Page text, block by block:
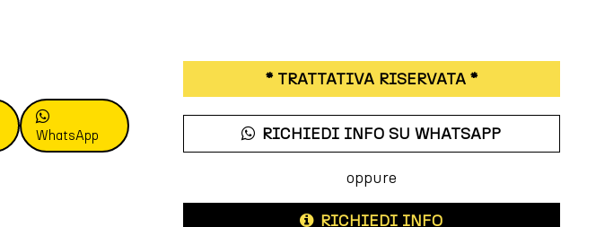
WhatsApp
* TRATTATIVA RISERVATA *
RICHIEDI INFO SU WHATSAPP
oppure
RICHIEDI INFO